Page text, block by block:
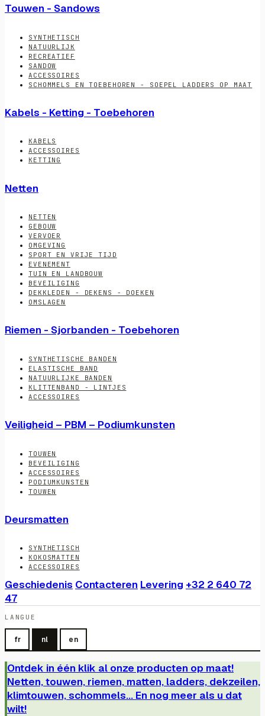
Touwen - Sandows
SYNTHETISCH
NATUURLIJK
RECREATIEF
SANDOW
ACCESSOIRES
SCHOMMELS EN TOEBEHOREN - SOEPEL LADDERS OP MAAT
Kabels - Ketting - Toebehoren
KABELS
ACCESSOIRES
KETTING
Netten
NETTEN
GEBOUW
VERVOER
OMGEVING
SPORT EN VRIJE TIJD
EVENEMENT
TUIN EN LANDBOUW
BEVEILIGING
DEKKLEDEN - DEKENS - DOEKEN
OMSLAGEN
Riemen - Sjorbanden - Toebehoren
SYNTHETISCHE BANDEN
ELASTISCHE BAND
NATUURLIJKE BANDEN
KLITTENBAND - LINTJES
ACCESSOIRES
Veiligheid – PBM – Podiumkunsten
TOUWEN
BEVEILIGING
ACCESSOIRES
PODIUMKUNSTEN
TOUWEN
Deursmatten
SYNTHETISCH
KOKOSMATTEN
ACCESSOIRES
Geschiedenis Contacteren Levering +32 2 640 72
47
LANGUE
fr nl en
Ontdek in één klik al onze producten op maat!
Netten, touwen, riemen, matten, ladders, dekzeilen,
klimtouwen, schommels... En nog meer als u dat
wilt!